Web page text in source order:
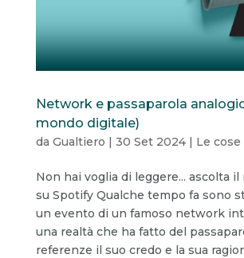
Network e passaparola
mondo digitale)
da Gualtiero | 30 Set 2024| Le
Non hai voglia di leggere... ascolta
su Spotify Qualche tempo fa sono
un evento di un famoso network
una realtà che ha fatto del
referenze il suo credo e la sua